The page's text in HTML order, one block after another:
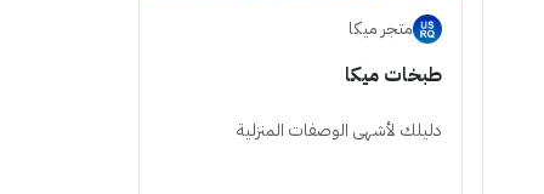
متجر ميكا
طبخات ميكا
دليلك لأشهى الوصفات المنزلية